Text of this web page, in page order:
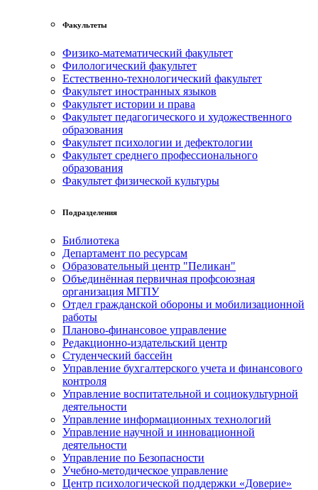
Факультеты
Физико-математический факультет
Филологический факультет
Естественно-технологический факультет
Факультет иностранных языков
Факультет истории и права
Факультет педагогического и художественного
образования
Факультет психологии и дефектологии
Факультет среднего профессионального
образования
Факультет физической культуры
Подразделения
Библиотека
Департамент по ресурсам
Образовательный центр "Пеликан"
Объединённая первичная профсоюзная
организация МГПУ
Отдел гражданской обороны и мобилизационной
работы
Планово-финансовое управление
Редакционно-издательский центр
Студенческий бассейн
Управление бухгалтерского учета и финансового
контроля
Управление воспитательной и социокультурной
деятельности
Управление информационных технологий
Управление научной и инновационной
деятельности
Управление по Безопасности
Учебно-методическое управление
Центр психологической поддержки «Доверие»